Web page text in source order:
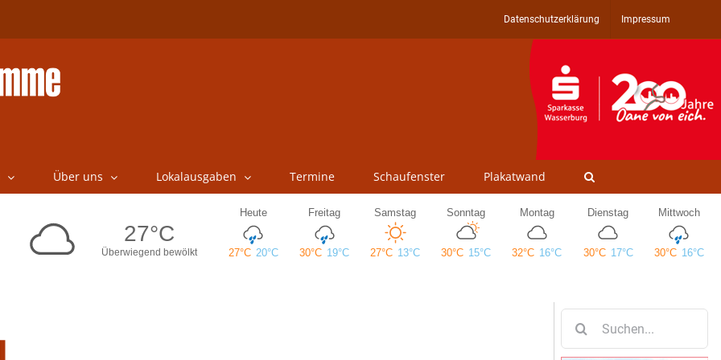
Datenschutzerklärung Impressum
Über uns Lokalausgaben Termine Schaufenster Plakatwand
nach: